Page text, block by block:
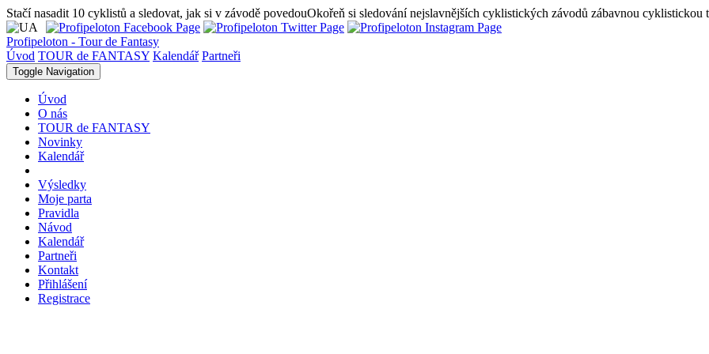
Stačí nasadit 10 cyklistů a sledovat, jak si v závodě povedouOkořeň si sledování nejslavnějších cyklistických závodů zábavnou cyklistickou
Profipeloton - Tour de Fantasy
Úvod TOUR de FANTASY Kalendář Partneři
Toggle Navigation
Úvod
O nás
TOUR de FANTASY
Novinky
Kalendář
Výsledky
Moje parta
Pravidla
Návod
Kalendář
Partneři
Kontakt
Přihlášení
Registrace